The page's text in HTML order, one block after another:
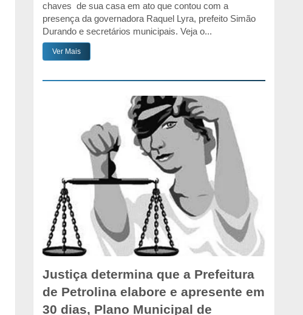
chaves de sua casa em ato que contou com a
presença da governadora Raquel Lyra, prefeito Simão
Durando e secretários municipais. Veja o...
Ver Mais
Justiça determina que a Prefeitura
de Petrolina elabore e apresente em
30 dias, Plano Municipal de